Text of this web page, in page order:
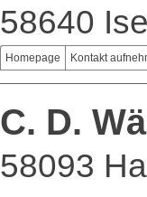
58640
Homepage Kontakt
C. D.
58093